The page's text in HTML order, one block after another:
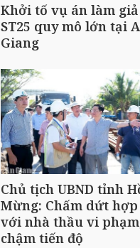
Khởi tố vụ án làm
ST25 quy mô lớn tại
Giang
Chủ tịch UBND tỉnh
Mừng: Chấm dứt
với nhà thầu vi
chậm tiến độ